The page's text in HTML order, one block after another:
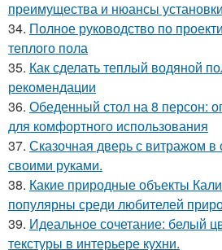
преимущества и нюансы установки
34. Полное руководство по
теплого пола
35. Как сделать теплый водяной
рекомендации
36. Обеденный стол на 8 персон:
для комфортного использования
37. Сказочная дверь с витражом в
своими руками.
38. Какие природные объекты
популярны среди любителей
39. Идеальное сочетание: белый
текстуры в интерьере кухни.